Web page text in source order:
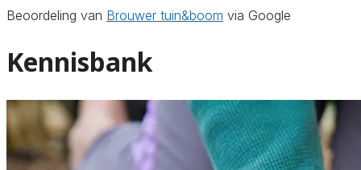
Beoordeling van Brouwer tuin&boom via Google
Kennisbank